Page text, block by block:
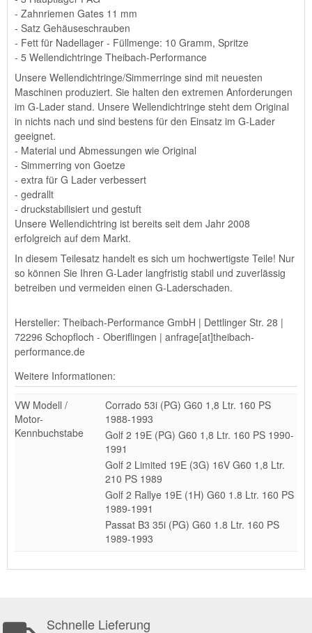
- Zahnriemen Gates 11 mm
- Satz Gehäuseschrauben
- Fett für Nadellager - Füllmenge: 10 Gramm, Spritze
- 5 Wellendichtringe Theibach-Performance
Unsere Wellendichtringe/Simmerringe sind mit neuesten
Maschinen produziert. Sie halten den extremen Anforderungen
im G-Lader stand. Unsere Wellendichtringe steht dem Original
in nichts nach und sind bestens für den Einsatz im G-Lader
geeignet.
- Material und Abmessungen wie Original
- Simmerring von Goetze
- extra für G Lader verbessert
- gedrallt
- druckstabilisiert und gestuft
Unsere Wellendichtring ist bereits seit dem Jahr 2008
erfolgreich auf dem Markt.
In diesem Teilesatz handelt es sich um hochwertigste Teile! Nur
so können Sie Ihren G-Lader langfristig stabil und zuverlässig
betreiben und vermeiden einen G-Laderschaden.
Hersteller: Theibach-Performance GmbH | Dettlinger Str. 28 |
72296 Schopfloch - Oberiflingen | anfrage[at]theibach-
performance.de
Weitere Informationen:
VW Modell /
Motor-
Kennbuchstabe
Corrado 53i (PG) G60 1,8 Ltr. 160 PS
1988-1993
Golf 2 19E (PG) G60 1,8 Ltr. 160 PS 1990-
1991
Golf 2 Limited 19E (3G) 16V G60 1,8 Ltr.
210 PS 1989
Golf 2 Rallye 19E (1H) G60 1.8 Ltr. 160 PS
1989-1991
Passat B3 35i (PG) G60 1.8 Ltr. 160 PS
1989-1993
Schnelle Lieferung